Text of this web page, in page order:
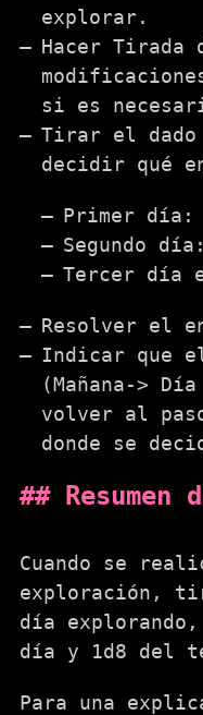
explorar.
Hacer
si es
Tirar el dado
decidir qué
Primer día:
Segundo
Tercer día
Resolver el
Indicar que
(Mañana->
volver al
donde se
Cuando se
exploración,
día
día y 1d8 del
Para una